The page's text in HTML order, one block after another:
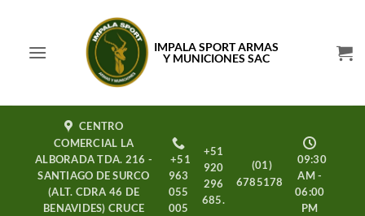
contenido
IMPALA SPORT ARMAS
Y MUNICIONES SAC
CENTRO
COMERCIAL LA
ALBORADA TDA. 216 -
SANTIAGO DE SURCO
(ALT. CDRA 46 DE
BENAVIDES) CRUCE
09:30
AM -
06:00
PM
+51
963
055
005
+51
920
296
685.
(01)
6785178